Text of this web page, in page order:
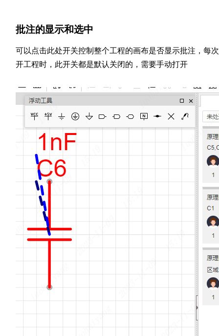
批注的显示和选中
可以点击此处开关控制整个工程的画布是否显示批注，每
开工程时，此开关都是默认关闭的，需要手动打开